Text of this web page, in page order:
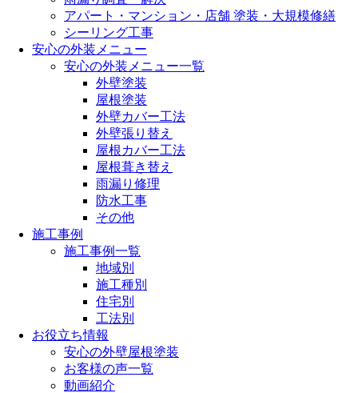
アパート・マンション・店舗 塗装・大規模修繕
シーリング工事
安心の外装メニュー
安心の外装メニュー一覧
外壁塗装
屋根塗装
外壁カバー工法
外壁張り替え
屋根カバー工法
屋根葺き替え
雨漏り修理
防水工事
その他
施工事例
施工事例一覧
地域別
施工種別
住宅別
工法別
お役立ち情報
安心の外壁屋根塗装
お客様の声一覧
動画紹介